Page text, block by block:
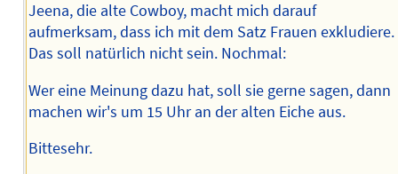
Jeena, die alte Cowboy, macht mich darauf
aufmerksam, dass ich mit dem Satz Frauen exkludiere.
Das soll natürlich nicht sein. Nochmal:
Wer eine Meinung dazu hat, soll sie gerne sagen, dann
machen wir's um 15 Uhr an der alten Eiche aus.
Bittesehr.